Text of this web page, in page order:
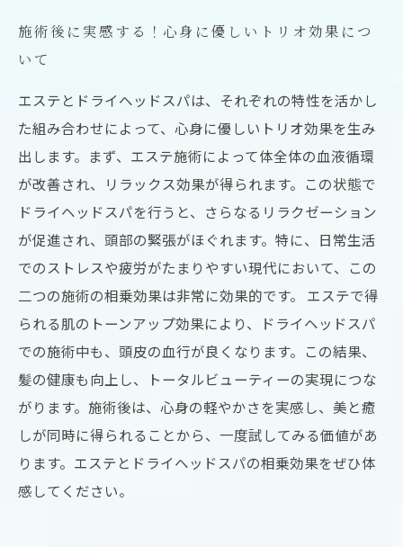
施術後に実感する！心身に優しいトリオ効果につ
いて
エステとドライヘッドスパは、それぞれの特性を活かし
た組み合わせによって、心身に優しいトリオ効果を生み
出します。まず、エステ施術によって体全体の血液循環
が改善され、リラックス効果が得られます。この状態で
ドライヘッドスパを行うと、さらなるリラクゼーション
が促進され、頭部の緊張がほぐれます。特に、日常生活
でのストレスや疲労がたまりやすい現代において、この
二つの施術の相乗効果は非常に効果的です。 エステで得
られる肌のトーンアップ効果により、ドライヘッドスパ
での施術中も、頭皮の血行が良くなります。この結果、
髪の健康も向上し、トータルビューティーの実現につな
がります。施術後は、心身の軽やかさを実感し、美と癒
しが同時に得られることから、一度試してみる価値があ
ります。エステとドライヘッドスパの相乗効果をぜひ体
感してください。